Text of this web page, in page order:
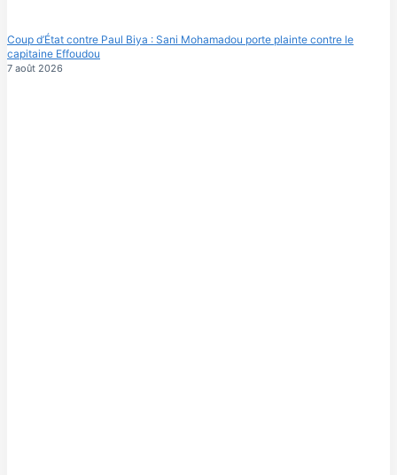
Coup d’État contre Paul Biya : Sani Mohamadou porte plainte contre le
capitaine Effoudou
7 août 2026